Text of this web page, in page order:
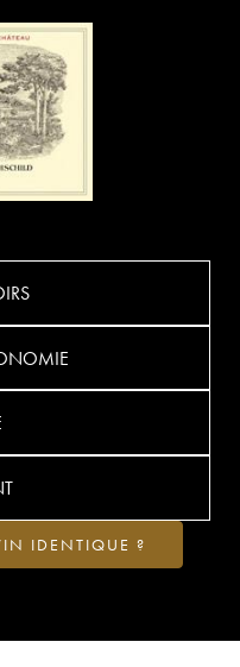
IDENTIQUE ?